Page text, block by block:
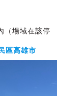
（場域在該停
區高雄市